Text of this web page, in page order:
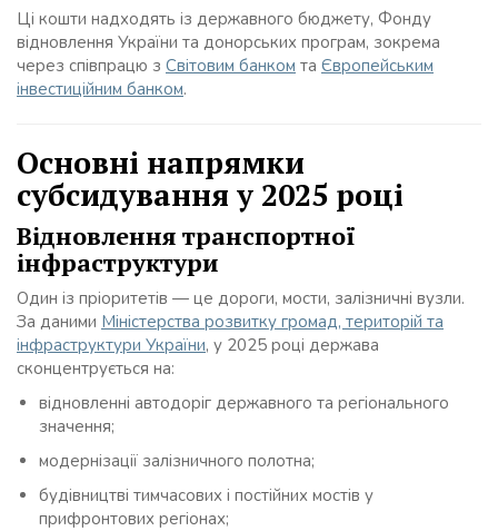
Ці кошти надходять із державного бюджету, Фонду
відновлення України та донорських програм, зокрема
через співпрацю з Світовим банком та Європейським
інвестиційним банком.
Основні напрямки
субсидування у 2025 році
Відновлення транспортної
інфраструктури
Один із пріоритетів — це дороги, мости, залізничні вузли.
За даними Міністерства розвитку громад, територій та
інфраструктури України, у 2025 році держава
сконцентрується на:
відновленні автодоріг державного та регіонального
значення;
модернізації залізничного полотна;
будівництві тимчасових і постійних мостів у
прифронтових регіонах;